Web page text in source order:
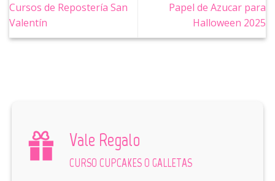
Cursos de Repostería San
Valentín
Papel de Azucar para
Halloween 2025
Vale Regalo
CURSO CUPCAKES O GALLETAS